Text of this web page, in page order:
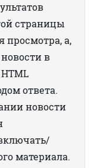
страницы
просмотра, а,
в
ответа.
новости
материала.